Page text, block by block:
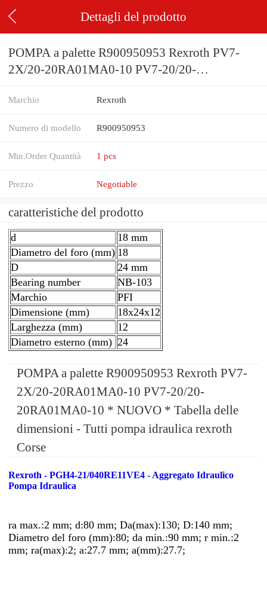
Dettagli del prodotto
POMPA a palette R900950953 Rexroth PV7-
2X/20-20RA01MA0-10 PV7-20/20-
Marchio Rexroth
Numero di modello R900950953
Min.Order Quantità 1 pcs
Prezzo Negotiable
caratteristiche del prodotto
d
18 mm
Diametro del foro (mm) 18
D
24 mm
Bearing number
NB-103
Marchio
PFI
Dimensione (mm)
18x24x12
Larghezza (mm)
12
Diametro esterno (mm) 24
POMPA a palette R900950953 Rexroth PV7-
2X/20-20RA01MA0-10 PV7-20/20-
20RA01MA0-10 * NUOVO * Tabella delle
dimensioni - Tutti pompa idraulica rexroth
Corse
Rexroth - PGH4-21/040RE11VE4 - Aggregato Idraulico
Pompa Idraulica
ra max.:2 mm; d:80 mm; Da(max):130; D:140 mm;
Diametro del foro (mm):80; da min.:90 mm; r min.:2
mm; ra(max):2; a:27.7 mm; a(mm):27.7;